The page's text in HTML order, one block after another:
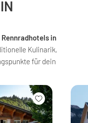
Rennradhotels in
Kulinarik,
für dein